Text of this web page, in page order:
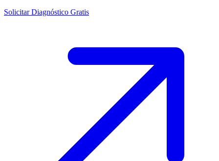
Solicitar Diagnóstico Gratis